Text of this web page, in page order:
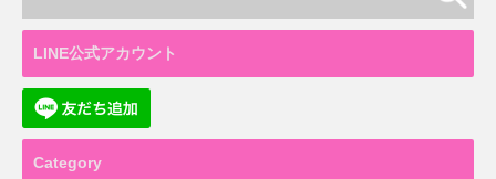
LINE公式アカウント
Category